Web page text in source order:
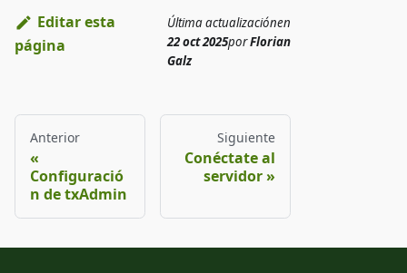
Editar esta
página
Última actualizaciónen
22 oct 2025porFlorian
Galz
Anterior
Configuració
n de txAdmin
Siguiente
Conéctate al
servidor